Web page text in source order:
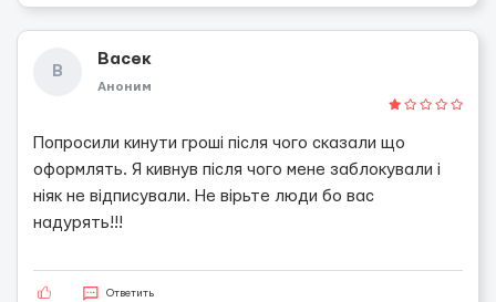
В
Васек
Аноним
Попросили кинути гроші після чого сказали що
оформлять. Я кивнув після чого мене заблокували і
ніяк не відписували. Не вірьте люди бо вас
надурять!!!
Ответить